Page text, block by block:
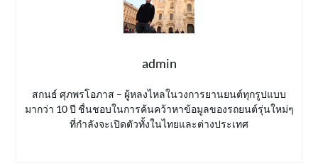
admin
สกนธ์ ศุภพรโอภาส – ผู้หลงไหลในวงการยานยนต์ทุกรูปแบบ
มากว่า 10 ปี ชื่นชอบในการค้นคว้าหาข้อมูลของรถยนต์รุ่นใหม่ๆ
ที่กำลังจะเปิดตัวทั้งในไทยและต่างประเทศ